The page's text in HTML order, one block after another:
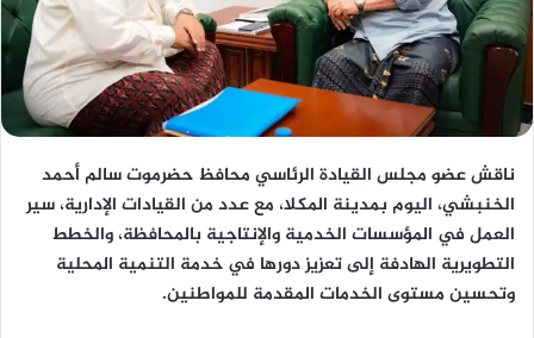
ناقشعضو مجلس القيادة الرئاسي محافظ حضرموت سالم أحمد
الخنبشي، اليوم بمدينة المكلا، مع عدد من القيادات الإدارية، سير
العمل في المؤسسات الخدمية والإنتاجية بالمحافظة، والخطط
التطويرية الهادفة إلى تعزيز دورها في خدمة التنمية المحلية
وتحسين مستوى الخدمات المقدمة للمواطنين.